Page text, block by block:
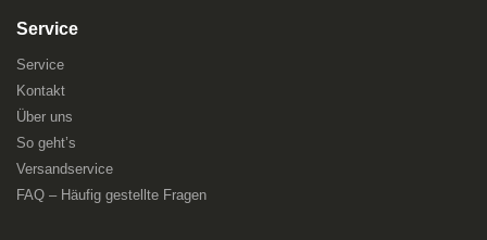
Service
Service
Kontakt
Über uns
So geht’s
Versandservice
FAQ – Häufig gestellte Fragen